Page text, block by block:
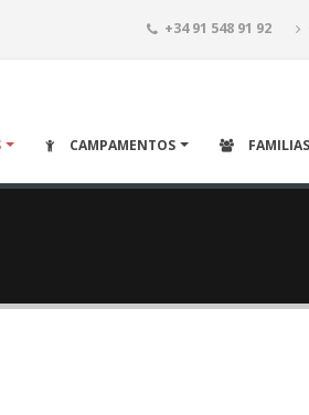
+34 91 548 91 92
CAMPAMENTOS FAMILIAS